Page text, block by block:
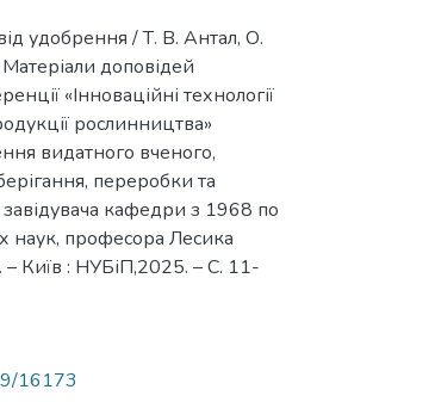
удобрення / Т. В. Антал, О.
доповідей
«Інноваційні технології
рослинництва»
видатного вченого,
переробки та
завідувача кафедри з 1968 по
наук, професора Лесика
Київ : НУБіП,2025. – С. 11-
16173